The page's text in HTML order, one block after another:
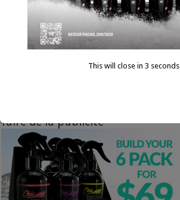
faire de la publicité
This will close in 3 seconds